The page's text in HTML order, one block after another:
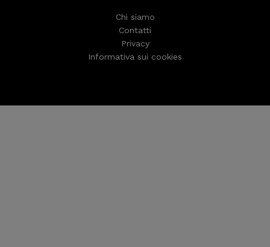
Chi siamo
Contatti
Privacy
Informativa sui cookies